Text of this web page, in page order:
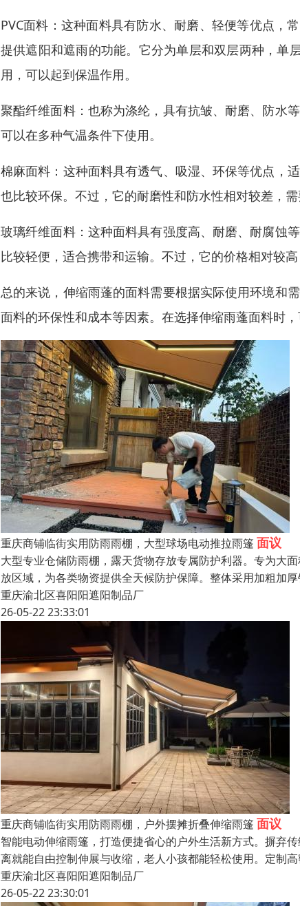
PVC面料：这种面料具有防水、耐磨、轻便等优点，
提供遮阳和遮雨的功能。它分为单层和双层两种，单
用，可以起到保温作用。
聚酯纤维面料：也称为涤纶，具有抗皱、耐磨、防水
可以在多种气温条件下使用。
棉麻面料：这种面料具有透气、吸湿、环保等优点，
也比较环保。不过，它的耐磨性和防水性相对较差，需
玻璃纤维面料：这种面料具有强度高、耐磨、耐腐蚀
比较轻便，适合携带和运输。不过，它的价格相对较高
总的来说，伸缩雨蓬的面料需要根据实际使用环境和
面料的环保性和成本等因素。在选择伸缩雨蓬面料时
重庆商铺临街实用防雨雨棚，大型球场电动推拉雨篷 面议
大型专业仓储防雨棚，露天货物存放专属防护利器。专为大
放区域，为各类物资提供全天候防护保障。整体采用加粗加
重庆渝北区喜阳阳遮阳制品厂
26-05-22 23:33:01
重庆商铺临街实用防雨雨棚，户外摆摊折叠伸缩雨篷 面议
智能电动伸缩雨篷，打造便捷省心的户外生活新方式。摒弃
离就能自由控制伸展与收缩，老人小孩都能轻松使用。定制
重庆渝北区喜阳阳遮阳制品厂
26-05-22 23:30:01